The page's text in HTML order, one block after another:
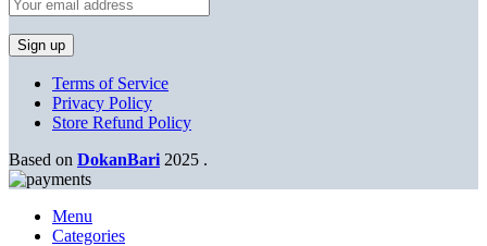
Terms of Service
Privacy Policy
Store Refund Policy
Based on DokanBari 2025 .
Menu
Categories